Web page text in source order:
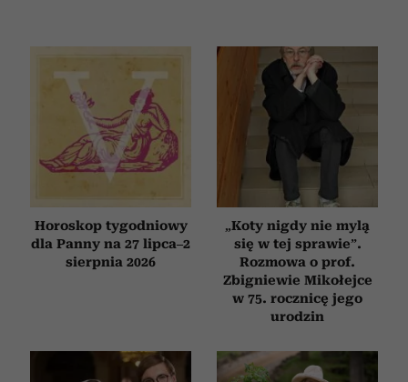
Horoskop tygodniowy
dla Panny na 27 lipca–2
sierpnia 2026
„Koty nigdy nie mylą
się w tej sprawie”.
Rozmowa o prof.
Zbigniewie Mikołejce
w 75. rocznicę jego
urodzin